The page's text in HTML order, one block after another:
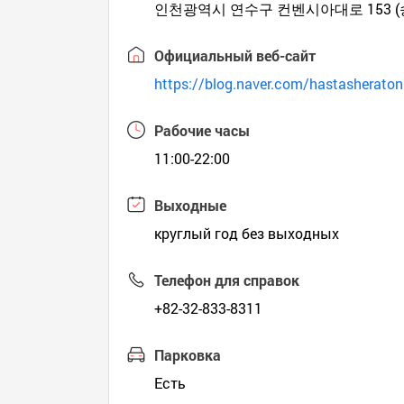
인천광역시 연수구 컨벤시아대로 153 (
Официальный веб-сайт
https://blog.naver.com/hastasheraton
Рабочие часы
11:00-22:00
Выходные
круглый год без выходных
Телефон для справок
+82-32-833-8311
Парковка
Есть